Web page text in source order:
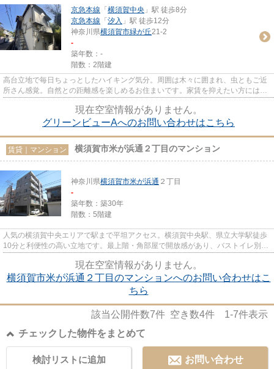
京急本線 「 横須賀中央 」駅 徒歩8分
京急本線 「 汐入 」駅 徒歩12分
神奈川県横須賀市緑が丘21-2
-
築年数：-
階数：2階建
高台立地で毎日ちょっとしたハイキング気分。周囲は木々に囲まれ、虫ともご近
所さん感覚。自然との距離感を楽しめるお住まいです。家賃を抑えたい方には敷
現在空室情報がありません。
グリーンビューAへのお問い合わせはこちら
賃貸｜マンション 横須賀市米が浜通２丁目のマンション
神奈川県横須賀市米が浜通 ２丁目
-
築年数：築30年
階数：5階建
人気の横須賀中央エリアで駅まで平坦アクセス。横須賀中央駅、県立大学駅徒歩
10分と利便性の高い立地です。最上階・角部屋で開放感があり、バストイレ別や
現在空室情報がありません。
横須賀市米が浜通２丁目のマンションへのお問い合わせはこ
ちら
該当公開件数7件 空き数4件 1-7件表示
チェックした物件をまとめて
お問い合わせ
検討リストに追加